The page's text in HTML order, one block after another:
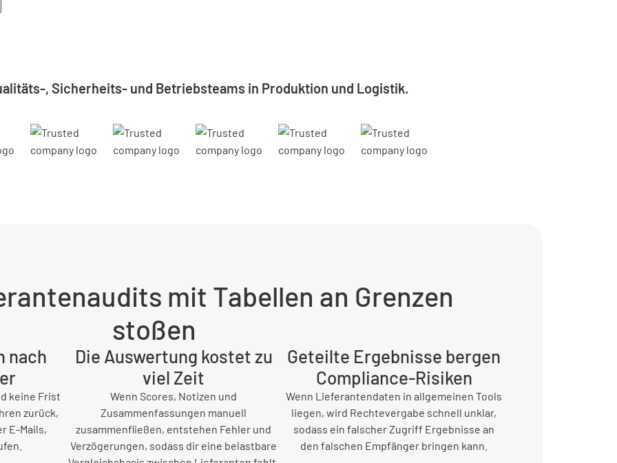
, Sicherheits- und Betriebsteams in Produktion und Logistik.
mit Tabellen an Grenzen
stoßen
nach
keine Frist
zurück,
E-Mails,
Die Auswertung kostet zu
viel Zeit
Wenn Scores, Notizen und
Zusammenfassungen manuell
zusammenfließen, entstehen Fehler und
Verzögerungen, sodass dir eine belastbare
Geteilte Ergebnisse bergen
Compliance-Risiken
Wenn Lieferantendaten in allgemeinen Tools
liegen, wird Rechtevergabe schnell unklar,
sodass ein falscher Zugriff Ergebnisse an
den falschen Empfänger bringen kann.